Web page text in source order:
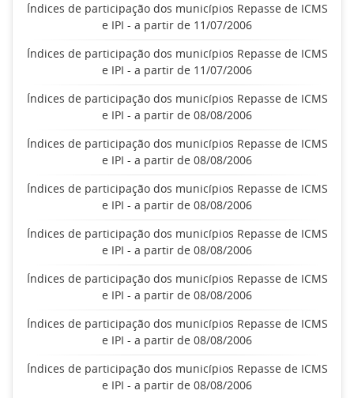
Índices de participação dos municípios Repasse de ICMS
e IPI - a partir de 11/07/2006
Índices de participação dos municípios Repasse de ICMS
e IPI - a partir de 11/07/2006
Índices de participação dos municípios Repasse de ICMS
e IPI - a partir de 08/08/2006
Índices de participação dos municípios Repasse de ICMS
e IPI - a partir de 08/08/2006
Índices de participação dos municípios Repasse de ICMS
e IPI - a partir de 08/08/2006
Índices de participação dos municípios Repasse de ICMS
e IPI - a partir de 08/08/2006
Índices de participação dos municípios Repasse de ICMS
e IPI - a partir de 08/08/2006
Índices de participação dos municípios Repasse de ICMS
e IPI - a partir de 08/08/2006
Índices de participação dos municípios Repasse de ICMS
e IPI - a partir de 08/08/2006